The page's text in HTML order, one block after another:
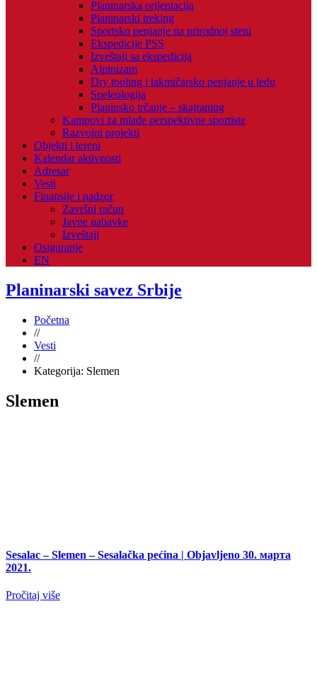
Planinarska orijentacija
Planinarski treking
Sportsko penjanje na prirodnoj steni
Ekspedicije PSS
Izveštaji sa ekspedicija
Alpinizam
Dry tooling i takmičarsko penjanje u ledu
Speleologija
Planinsko trčanje – skajraning
Kampovi za mlade perspektivne sportiste
Razvojni projekti
Objekti i tereni
Kalendar aktivnosti
Adresar
Vesti
Finansije i nadzor
Završni račun
Javne nabavke
Izveštaji
Osiguranje
EN
Planinarski savez Srbije
Početna
//
Vesti
//
Kategorija: Slemen
Slemen
Sesalac – Slemen – Sesalačka pećina | Objavljeno 30. марта
2021.
Pročitaj više